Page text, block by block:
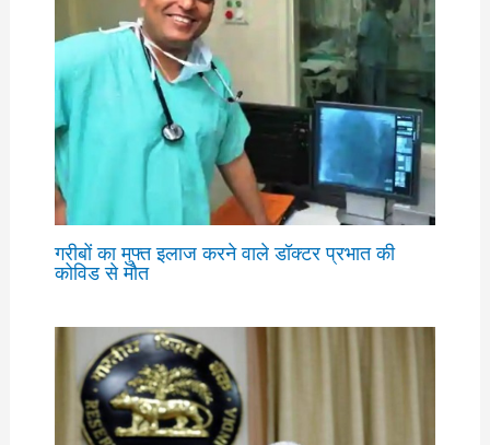
गरीबों का मुफ्त इलाज करने वाले डॉक्टर प्रभात की
कोविड से मौत